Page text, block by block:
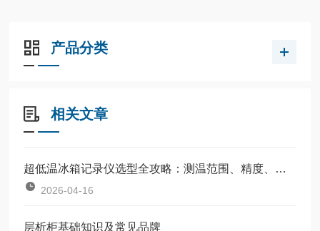
产品分类
相关文章
超低温冰箱记录仪选型全攻略：测温范围、精度、存储容量与续航指南
2026-04-16
层析柜基础知识及常见品牌